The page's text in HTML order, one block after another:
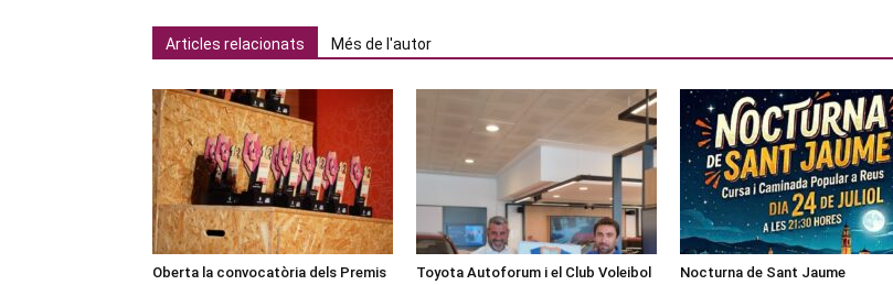
Articles relacionats Més de l'autor
Oberta la convocatòria dels Premis
Toyota Autoforum i el Club Voleibol
Nocturna de Sant Jaume